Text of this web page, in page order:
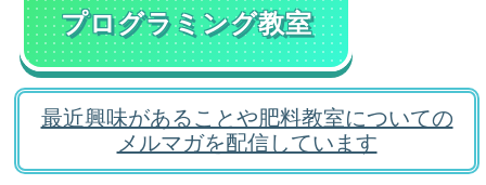
プログラミング教室
最近興味があることや肥料教室についての
メルマガを配信しています